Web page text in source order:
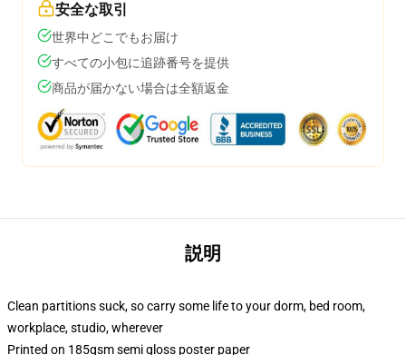
安全な取引
世界中どこでもお届け
すべての小包に追跡番号を提供
商品が届かない場合は全額返金
説明
Clean partitions suck, so carry some life to your dorm, bed room,
workplace, studio, wherever
Printed on 185gsm semi gloss poster paper